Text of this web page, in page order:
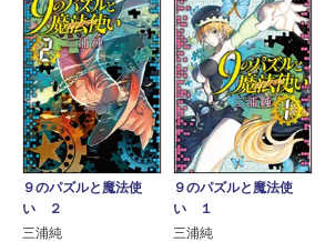
９のパズルと魔法使
い ２
三浦純
９のパズルと魔法使
い １
三浦純